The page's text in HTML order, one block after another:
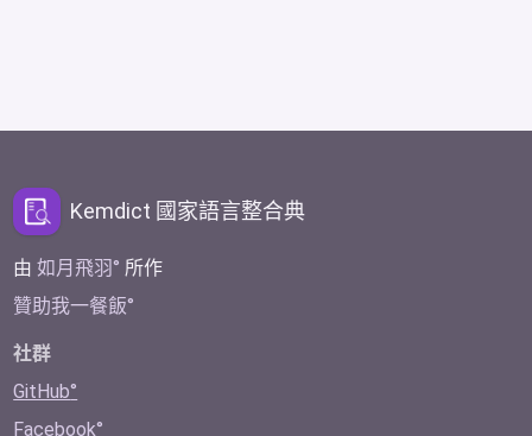
Kemdict 國家語言整合典
由如月飛羽 所作
贊助我一餐飯
社群
GitHub
Facebook